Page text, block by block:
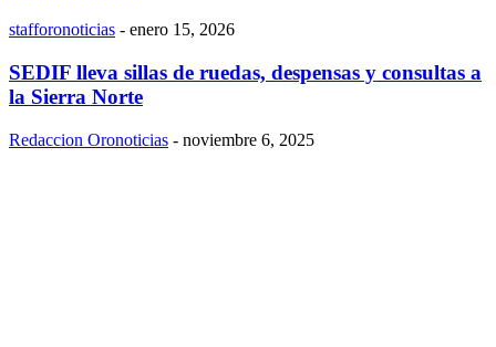
stafforonoticias - enero 15, 2026
SEDIF lleva sillas de ruedas, despensas y consultas a
la Sierra Norte
Redaccion Oronoticias - noviembre 6, 2025